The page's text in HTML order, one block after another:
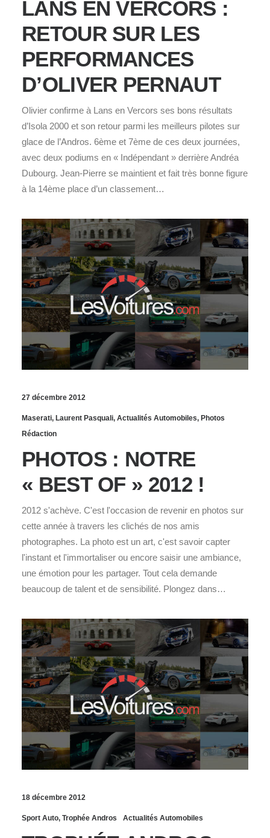
LANS EN VERCORS :
RETOUR SUR LES
PERFORMANCES
D’OLIVER PERNAUT
Olivier confirme à Lans en Vercors ses bons résultats
d’Isola 2000 et son retour parmi les meilleurs pilotes sur
glace de l’Andros. 6ème et 7ème de ces deux journées,
avec deux podiums en « Indépendant » derrière Andréa
Dubourg. Jean-Pierre se maintient et fait très bonne figure
à la 14ème place d’un classement…
27 décembre 2012
Maserati, Laurent Pasquali, Actualités Automobiles, Photos
Rédaction
PHOTOS : NOTRE
« BEST OF » 2012 !
2012 s'achève. C'est l'occasion de revenir en photos sur
cette année à travers les clichés de nos amis
photographes. La photo est un art, c'est savoir capter
l'instant et l'immortaliser ou encore saisir une ambiance,
une émotion pour les partager. Tout cela demande
beaucoup de talent et de sensibilité. Plongez dans…
18 décembre 2012
Sport Auto, Trophée Andros Actualités Automobiles